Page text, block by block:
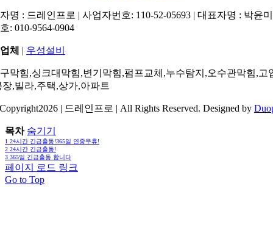
명 : 드레인프로 | 사업자번호: 110-52-05693 | 대표자명 : 박윤
: 010-9564-0904
체 | 우성설비
막힘,싱크대막힘,변기막힘,펌프교체,누수탐지,오수관막힘,고
장,빌라,주택,상가,아파트
| 드레인프로 | All Rights Reserved. Designed by
목차 숨기기
1 24시간 긴급출동!365일 연중무휴!
2 24시간 긴급출동!
3 365일 긴급출동 합니다
페이지 로드 링크
Go to Top